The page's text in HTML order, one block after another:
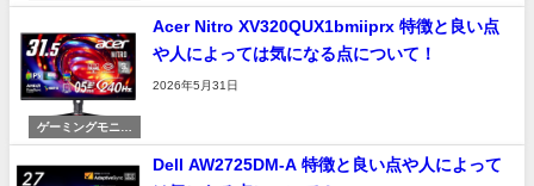
ー
ゲーミングモニタ
ー
Acer Nitro XV320QUX1bmiiprx 特徴と良い点
や人によっては気になる点について！
2026年5月31日
Dell AW2725DM-A 特徴と良い点や人によって